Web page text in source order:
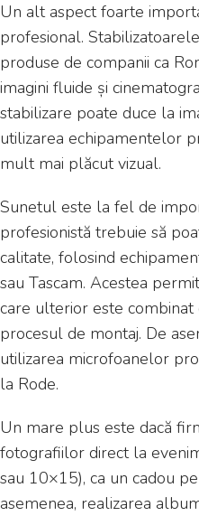
Un alt aspect foarte
profesional.
produse de companii ca
imagini fluide și
stabilizare poate duce la
utilizarea echipamentelor
mult mai plăcut vizual.
Sunetul este la fel de
profesionistă trebuie să
calitate, folosind
sau Tascam. Acestea
care ulterior este
procesul de montaj. De
utilizarea microfoanelor
la Rode.
Un mare plus este dacă
fotografiilor direct la
sau 10×15), ca un cadou
asemenea, realizarea